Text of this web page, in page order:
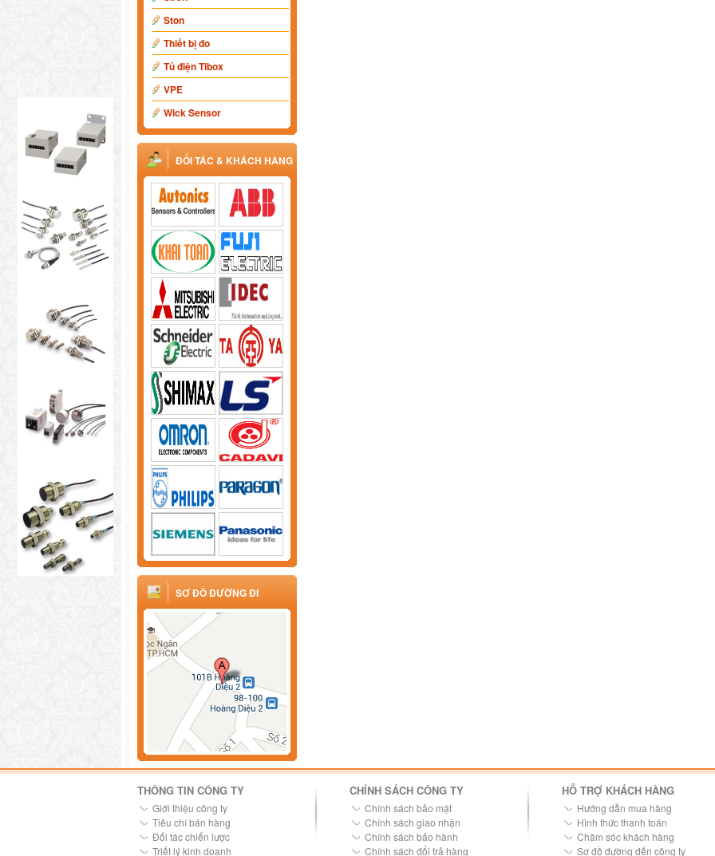
Ston
Thiết bị đo
Tủ điện Tibox
VPE
Wick Sensor
ĐỐI TÁC & KHÁCH HÀNG
SƠ ĐỒ ĐƯỜNG ĐI
THÔNG TIN CÔNG TY
Giới thiệu công ty
Tiêu chí bán hàng
Đối tác chiến lược
Triết lý kinh doanh
CHÍNH SÁCH CÔNG TY
Chính sách bảo mật
Chính sách giao nhận
Chính sách bảo hành
Chính sách đổi trả hàng
HỖ TRỢ KHÁCH HÀNG
Hướng dẫn mua hàng
Hình thức thanh toán
Chăm sóc khách hàng
Sơ đồ đường đến công ty